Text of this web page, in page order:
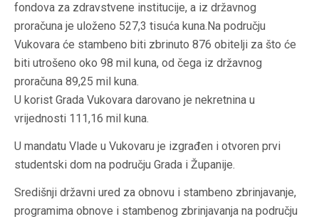
fondova za zdravstvene institucije, a iz državnog
proračuna je uloženo 527,3 tisuća kuna.Na području
Vukovara će stambeno biti zbrinuto 876 obitelji za što će
biti utrošeno oko 98 mil kuna, od čega iz državnog
proračuna 89,25 mil kuna.
U korist Grada Vukovara darovano je nekretnina u
vrijednosti 111,16 mil kuna.
U mandatu Vlade u Vukovaru je izgrađen i otvoren prvi
studentski dom na području Grada i Županije.
Središnji državni ured za obnovu i stambeno zbrinjavanje,
programima obnove i stambenog zbrinjavanja na području